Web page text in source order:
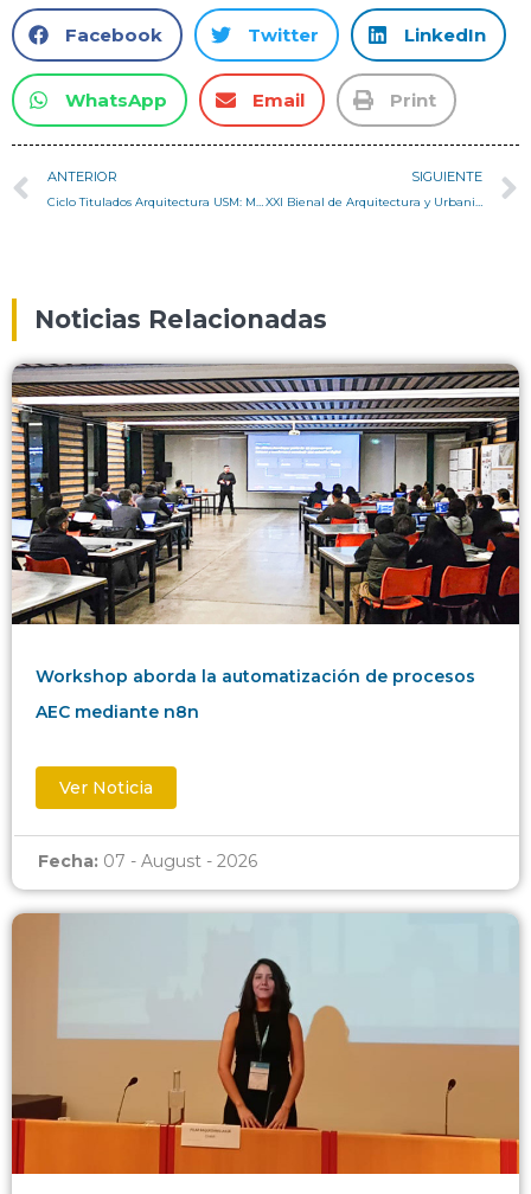
Facebook Twitter LinkedIn
WhatsApp Email Print
ANTERIOR SIGUIENTE
Noticias Relacionadas
Workshop aborda la automatización de procesos
AEC mediante n8n
Ver Noticia
Fecha: 07 - August - 2026